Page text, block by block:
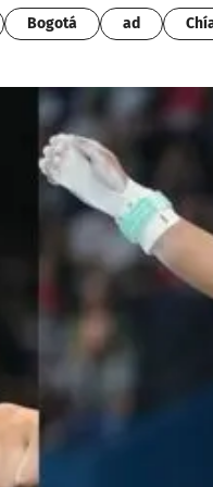
Bogotá ad